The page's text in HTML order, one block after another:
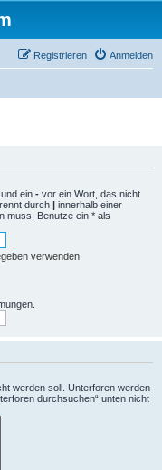
Anmelden
Registrieren
ein - vor ein Wort, das nicht
durch | innerhalb einer
muss. Benutze ein * als
verwenden
werden soll. Unterforen werden
durchsuchen“ unten nicht